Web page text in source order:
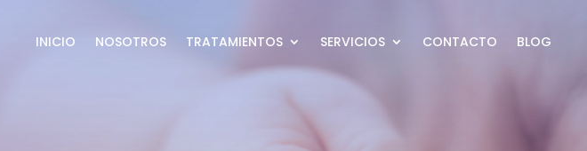
INICIO NOSOTROS TRATAMIENTOS SERVICIOS CONTACTO BLOG